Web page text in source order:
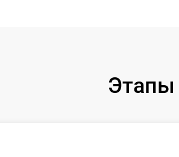
Этапы